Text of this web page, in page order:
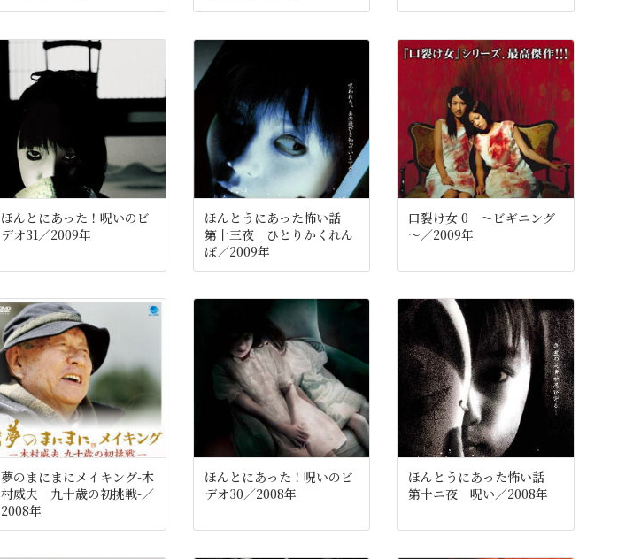
ほんとにあった！呪いのビ
デオ31／2009年
ほんとうにあった怖い話
第十三夜 ひとりかくれん
ぼ／2009年
口裂け女 0 ～ビギニング
～／2009年
夢のまにまにメイキング-木
村威夫 九十歳の初挑戦-／
2008年
ほんとにあった！呪いのビ
デオ30／2008年
ほんとうにあった怖い話
第十ニ夜 呪い／2008年